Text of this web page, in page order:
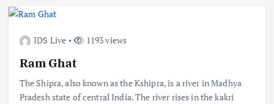
IDS Live 1193 views
Ram Ghat
The Shipra, also known as the Kshipra, is a river in Madhya
Pradesh state of central India. The river rises in the kakri